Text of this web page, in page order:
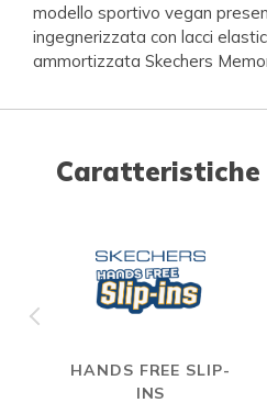
modello sportivo vegan
ingegnerizzata con lacci
ammortizzata Skechers
HANDS FREE SLIP-
INS